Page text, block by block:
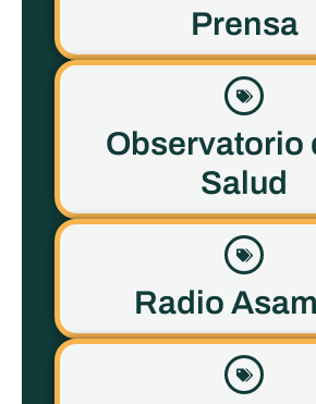
Prensa
Observatorio
Salud
Radio